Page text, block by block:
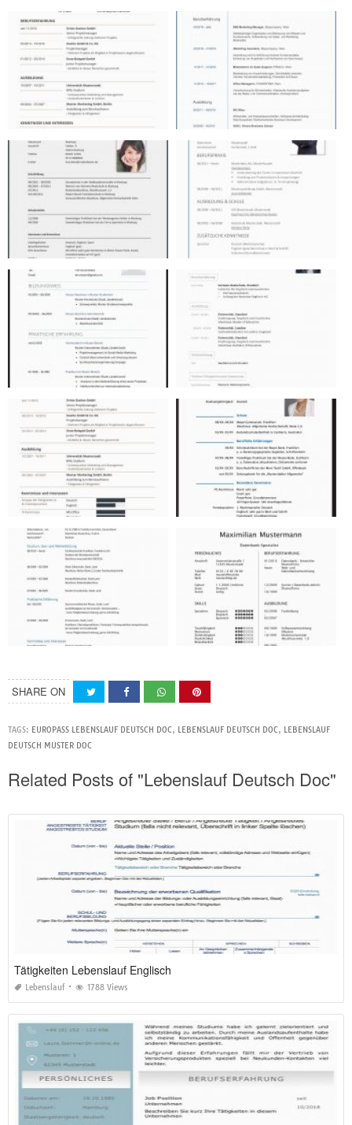
SHARE ON
TAGS: EUROPASS LEBENSLAUF DEUTSCH DOC, LEBENSLAUF DEUTSCH DOC, LEBENSLAUF
DEUTSCH MUSTER DOC
Related Posts of "Lebenslauf Deutsch Doc"
Tätigkeiten Lebenslauf Englisch
Lebenslauf 1788 Views